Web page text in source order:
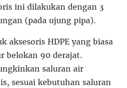
ini dilakukan dengan 3
(pada ujung pipa).
aksesoris HDPE yang biasa
belokan 90 derajat.
saluran air
sesuai kebutuhan saluran